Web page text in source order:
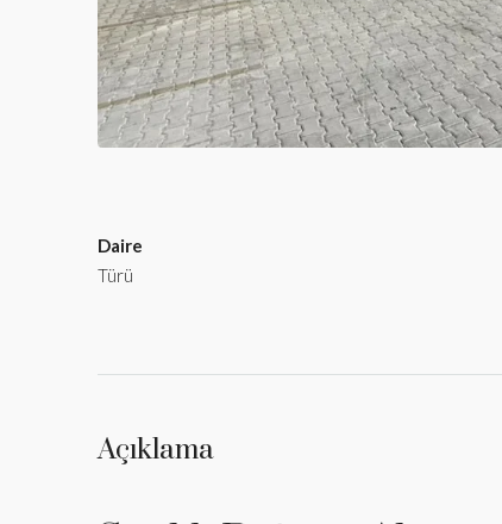
Daire
Türü
Açıklama